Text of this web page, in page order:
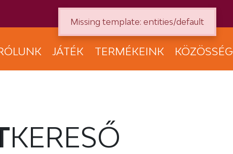
JÁTÉK TERMÉKEINK KÖZÖSSÉG
KERESŐ
Missing template: entities/default